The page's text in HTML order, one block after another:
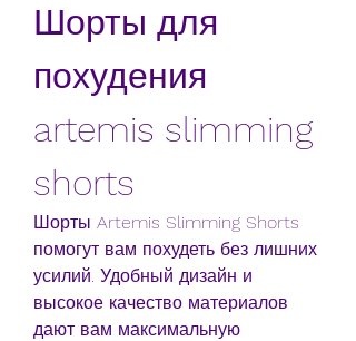
Шорты для
похудения
artemis slimming
shorts
Шорты Artemis Slimming Shorts
помогут вам похудеть без лишних
усилий. Удобный дизайн и
высокое качество материалов
дают вам максимальную